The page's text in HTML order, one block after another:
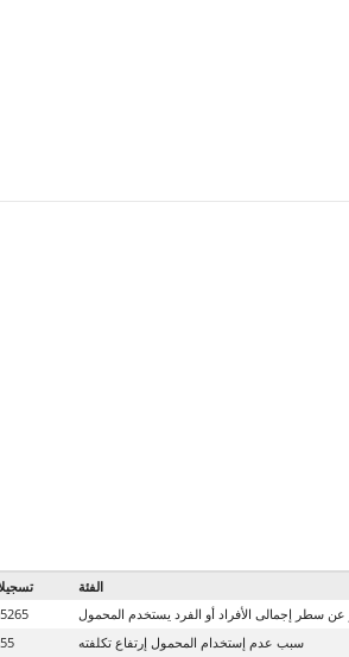
الفئة
عن سطر إجمالى الأفراد أو الفرد يستخدم المحمول
سبب عدم إستخدام المحمول إرتفاع تكلفته